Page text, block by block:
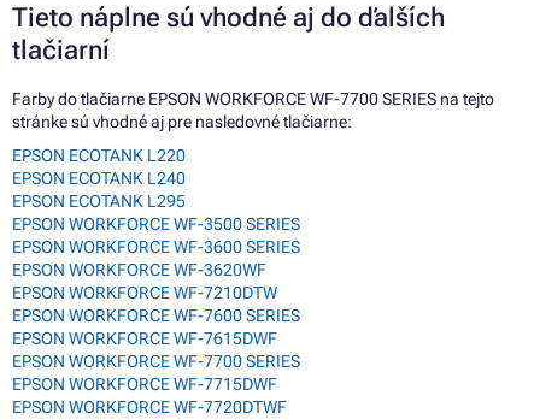
Tieto náplne sú vhodné aj do ďalších
tlačiarní
Farby do tlačiarne EPSON WORKFORCE WF-7700 SERIES na tejto
stránke sú vhodné aj pre nasledovné tlačiarne:
EPSON ECOTANK L220
EPSON ECOTANK L240
EPSON ECOTANK L295
EPSON WORKFORCE WF-3500 SERIES
EPSON WORKFORCE WF-3600 SERIES
EPSON WORKFORCE WF-3620WF
EPSON WORKFORCE WF-7210DTW
EPSON WORKFORCE WF-7600 SERIES
EPSON WORKFORCE WF-7615DWF
EPSON WORKFORCE WF-7700 SERIES
EPSON WORKFORCE WF-7715DWF
EPSON WORKFORCE WF-7720DTWF